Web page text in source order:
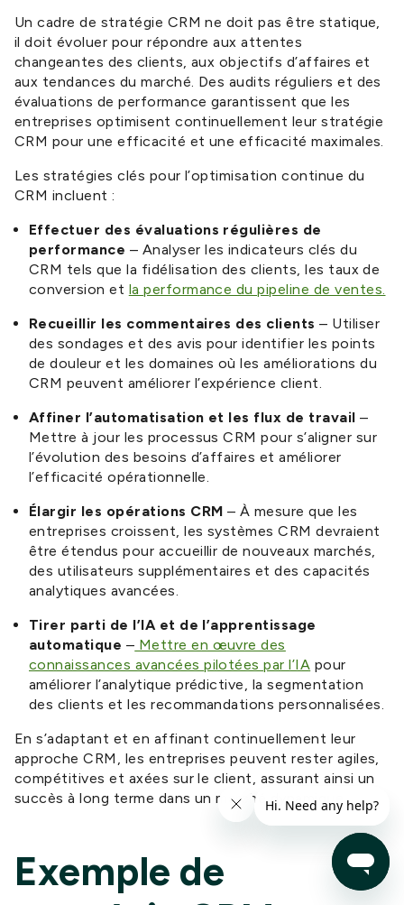
Un cadre de stratégie CRM ne doit pas être statique,
il doit évoluer pour répondre aux attentes
changeantes des clients, aux objectifs d’affaires et
aux tendances du marché. Des audits réguliers et des
évaluations de performance garantissent que les
entreprises optimisent continuellement leur stratégie
CRM pour une efficacité et une efficacité maximales.
Les stratégies clés pour l’optimisation continue du
CRM incluent :
Effectuer des évaluations régulières de
performance – Analyser les indicateurs clés du
CRM tels que la fidélisation des clients, les taux de
conversion et la performance du pipeline de ventes.
Recueillir les commentaires des clients – Utiliser
des sondages et des avis pour identifier les points
de douleur et les domaines où les améliorations du
CRM peuvent améliorer l’expérience client.
Affiner l’automatisation et les flux de travail –
Mettre à jour les processus CRM pour s’aligner sur
l’évolution des besoins d’affaires et améliorer
l’efficacité opérationnelle.
Élargir les opérations CRM – À mesure que les
entreprises croissent, les systèmes CRM devraient
être étendus pour accueillir de nouveaux marchés,
des utilisateurs supplémentaires et des capacités
analytiques avancées.
Tirer parti de l’IA et de l’apprentissage
automatique – Mettre en œuvre des
connaissances avancées pilotées par l’IA pour
améliorer l’analytique prédictive, la segmentation
des clients et les recommandations personnalisées.
En s’adaptant et en affinant continuellement leur
approche CRM, les entreprises peuvent rester agiles,
compétitives et axées sur le client, assurant ainsi un
succès à long terme dans un marché dynamique.
Exemple de